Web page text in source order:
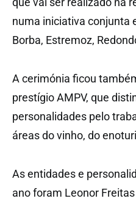
numa iniciativa conjunta
Borba, Estremoz,
A cerimónia ficou
prestígio AMPV, que
personalidades pelo
áreas do vinho, do
As entidades e
ano foram Leonor